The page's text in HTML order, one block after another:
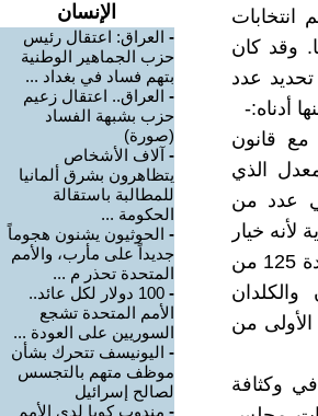
انتخابات
وقد كان
عدد
أدناه:-
مع قانون
ومجالس المحافظات رقم 12 لسنة 2018 المعدل الذي
10 مقاعد لهم في عدد من
خيار
تشريعي لبرلمان كوردستان مثله مثل مجلس النواب، وتخالف احكام المادة 125 من
والكلدان
من
وكثافة
الإنسان
- العراق: اعتقال رئيس
حزب الجماهير الوطنية
بتهم فساد في بغداد ...
- العراق.. اعتقال زعيم
حزب بشبهة الفساد
(صورة)
- آلاف الأشخاص
يتظاهرون بشرق ألمانيا
للمطالبة باستقالة
الحكومة ...
- الحوثيون يشنون هجوماً
جديداً على مأرب، والأمم
المتحدة تحذر م ...
-
100 دولار لكل عائد..
الأمم المتحدة تشجع
السوريين على العودة ...
- اليونيسف تتحرك بشأن
موظف متهم بالتجسس
لصالح إسرائيل
- مندوب كوبا لدى الأمم